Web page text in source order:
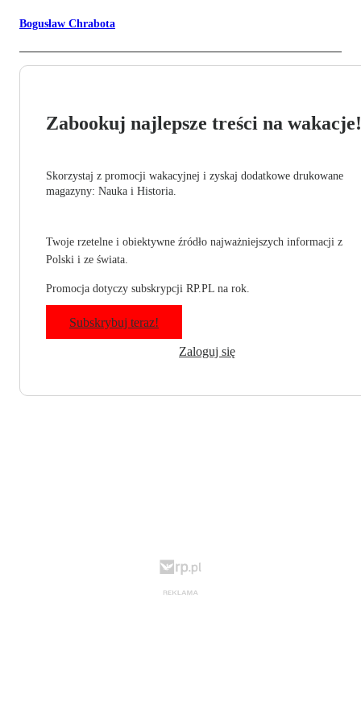
Bogusław Chrabota
Zabookuj najlepsze treści na wakacje!
Skorzystaj z promocji wakacyjnej i zyskaj dodatkowe drukowane
magazyny: Nauka i Historia.
Twoje rzetelne i obiektywne źródło najważniejszych informacji z
Polski i ze świata.
Promocja dotyczy subskrypcji RP.PL na rok.
Subskrybuj teraz!
Zaloguj się